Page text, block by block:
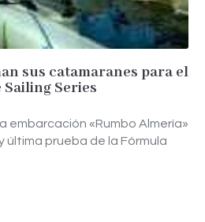
sus catamaranes para el
Series
embarcación «Rumbo Almería»
última prueba de la Fórmula